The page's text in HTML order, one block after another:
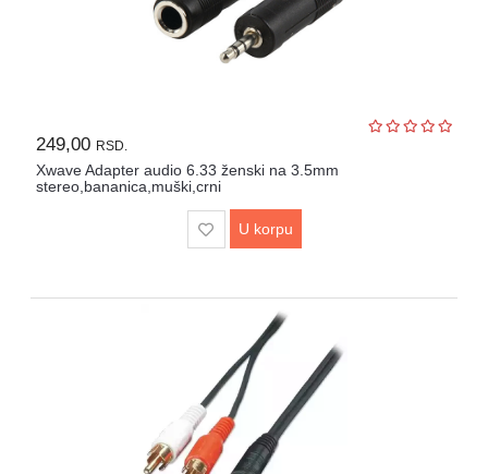
249,00 RSD.
Xwave Adapter audio 6.33 ženski na 3.5mm
stereo,bananica,muški,crni
U korpu